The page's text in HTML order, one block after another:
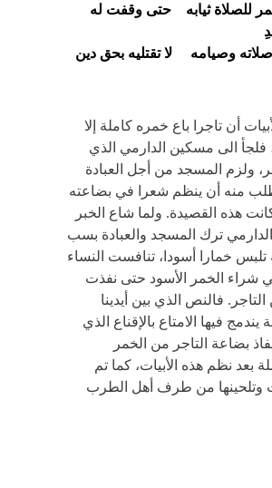
للصلاة ثيابه حتى وقفت له
وصيامه لا تقتليه بحق دين
أن تاجرا باع خمره كاملة إلا
فلجأ الى مسكين الدارمي الذي
ولزم المسجد من أجل العبادة
منه أن ينظم شعرا في بضاعته
هذه القصيدة. ولما شاع الخبر
ترك المسجد والعبادة بسب
تلبس خمارا أسودا، تنافست النساء
الخمر الأسود حتى نفذت
فالنص الذي بين أيدينا
فيها الامتاع بالإقناع الذي
بضاعة التاجر من الخمر
بعد نظم هذه الأبيات، كما تم
وتلحينها من طرف أهل الطرب